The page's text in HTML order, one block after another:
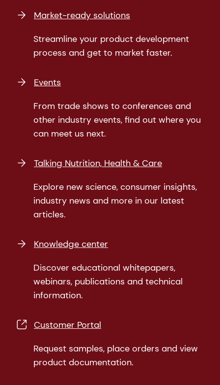
Market-ready solutions
Streamline your product development
process and get to market faster.
Events
From trade shows to conferences and
other industry events, find out where you
can meet us next.
Talking Nutrition, Health & Care
Explore new science, consumer insights,
industry news and more in our latest
articles.
Knowledge center
Discover educational whitepapers,
webinars, publications and technical
information.
Customer Portal
Request samples, place orders and view
product documentation.